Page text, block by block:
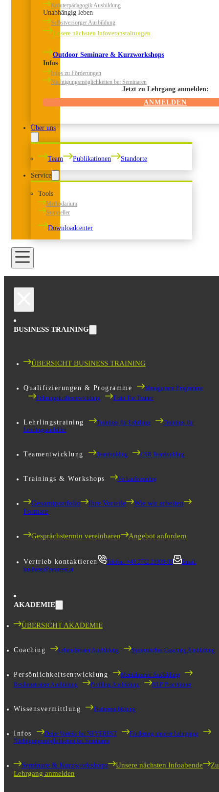
Kräuterpädagogik Ausbildung
Unabhängig leben
Selbstversorger Ausbildung
Unsere nächsten Infoveranstaltungen
Outdoor Seminare & Kurzworkshops
Infos
Infos zu Förderungen
Nächtigungsmöglichkeiten bei Seminaren
Jetzt zu Lehrgang anmelden:
ANMELDEN
Über uns
Team Publikationen Standorte
Service
Tools
Methodarium
Storyteller
Downloadcenter
BUSINESS TRAINING
ÜBERSICHT BUSINESS TRAINING
Qualifizierungen & Programme
Management Programme
Führungskräfteentwicklung
Train The Trainer
Lehrlingstraining Trainings für Lehrlinge
Trainings für
Lehrlingsausbilder
Teamentwicklung Teambuilding CSR Teambuilding
Trainings & Workshops Verkaufstraining
Gesamtportfolio Ihre Vorteile
Wie wir arbeiten
Formate
Gesprächstermin vereinbaren Angebot anfordern
Vertrieb kontaktieren Telefon: +43 2732 21009-99
Email:
business@neverest.at
AKADEMIE
ÜBERSICHT AKADEMIE
Coaching Lebensberater Ausbildung Systemisches Coaching Ausbildung
Persönlichkeitsentwicklung
Mentaltrainer Ausbildung
Resilienztrainer Ausbildung
Profiling Ausbildung NLP Practitioner
Wissensvermittlung Trainerausbildung
Infos Deine Vorteile bei NEVEREST
Förderung unserer Lehrgänge
Nächtigungsmöglichkeiten bei Seminaren
Seminare & Kurzworkshops Unsere nächsten Infoabende
Zu
Lehrgang anmelden